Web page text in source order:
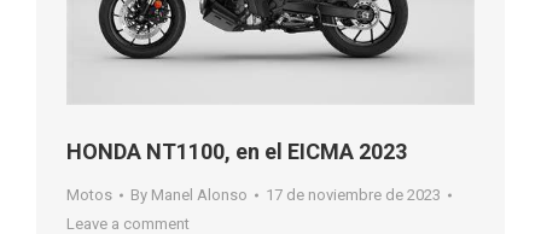
HONDA NT1100, en el EICMA 2023
Motos By Manel Alonso
17 de noviembre de 2023
Leave a comment